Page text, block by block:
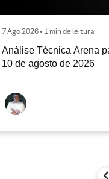
7 Ago 2026 • 1 min de leitura
Análise Técnica Arena
10 de agosto de 2026